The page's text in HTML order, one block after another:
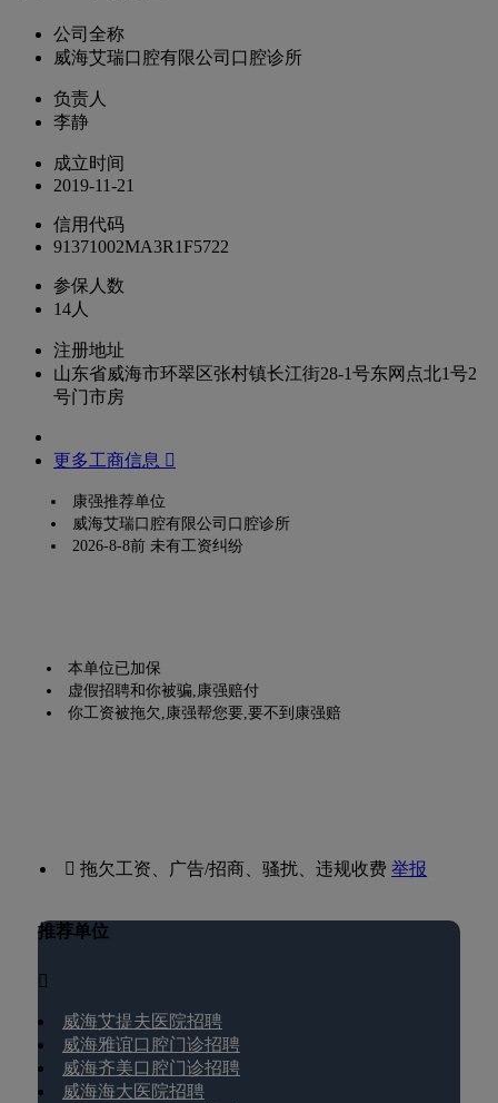
公司全称
威海艾瑞口腔有限公司口腔诊所
负责人
李静
成立时间
2019-11-21
信用代码
91371002MA3R1F5722
参保人数
14人
注册地址
山东省威海市环翠区张村镇长江街28-1号东网点北1号2
号门市房
更多工商信息 
康强推荐单位
威海艾瑞口腔有限公司口腔诊所
2026-8-8前 未有工资纠纷
本单位已加保
虚假招聘和你被骗,康强赔付
你工资被拖欠,康强帮您要,要不到康强赔
 拖欠工资、广告/招商、骚扰、违规收费举报
推荐单位

威海艾提夫医院招聘
威海雅谊口腔门诊招聘
威海齐美口腔门诊招聘
威海海大医院招聘